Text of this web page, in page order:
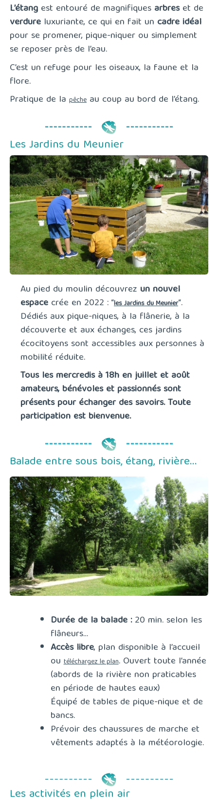
L’étang est entouré de magnifiques arbres et de
verdure luxuriante, ce qui en fait un cadre idéal
pour se promener, pique-niquer ou simplement
se reposer près de l’eau.
C’est un refuge pour les oiseaux, la faune et la
flore.
Pratique de la pêche au coup au bord de l’étang.
Les Jardins du Meunier
Au pied du moulin découvrez un nouvel
espace crée en 2022 : “les Jardins du Meunier“.
Dédiés aux pique-niques, à la flânerie, à la
découverte et aux échanges, ces jardins
écocitoyens sont accessibles aux personnes à
mobilité réduite.
Tous les mercredis à 18h en juillet et août
amateurs, bénévoles et passionnés sont
présents pour échanger des savoirs. Toute
participation est bienvenue.
Balade entre sous bois, étang, rivière...
Durée de la balade :20 min. selon les
flâneurs…
Accès libre, plan disponible à l’accueil
outéléchargez le plan. Ouvert toute l’année
(abords de la rivière non praticables
en période de hautes eaux)
Équipé de tables de pique-nique et de
bancs.
Prévoir des chaussures de marche et
vêtements adaptés à la météorologie.
Les activités en plein air